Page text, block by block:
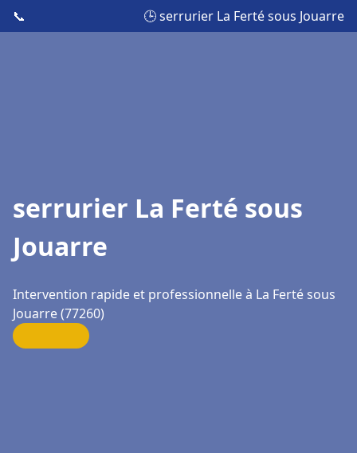
📞 🕒 serrurier La Ferté sous Jouarre
serrurier La Ferté sous
Jouarre
Intervention rapide et professionnelle à La Ferté sous
Jouarre (77260)